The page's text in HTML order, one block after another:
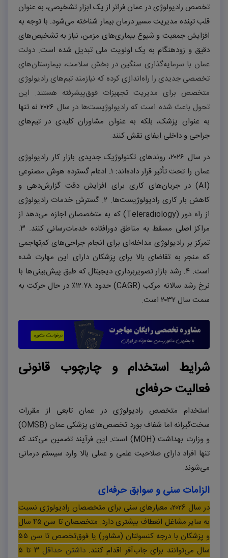
تخصص رادیولوژی در عمان فراتر از یک ابزار تشخیصی، به عنوان
قلب تپنده مدیریت مسیر درمان بیمار شناخته می‌شود. با توجه به
افزایش جمعیت و شیوع بیماری‌های مزمن، نیاز به تشخیص‌های
دقیق و زودهنگام به یک اولویت ملی تبدیل شده است. دولت
عمان با سرمایه‌گذاری سنگین در بخش سلامت، بیمارستان‌های
تخصصی جدیدی را راه‌اندازی کرده که نیازمند تیم‌های رادیولوژی
متخصص برای مدیریت تجهیزات فوق‌پیشرفته هستند. این
تحول باعث شده است که رادیولوژیست‌ها در سال ۲۰۲۶نه تنها
به عنوان پزشک، بلکه به عنوان مشاوران کلیدی در تیم‌های
جراحی و داخلی ایفای نقش کنند.
در سال ۲۰۲۶، روندهای تکنولوژیک جدیدی بازار کار رادیولوژی
عمان را تحت تأثیر قرار داده‌اند: ۱. ادغام گسترده هوش مصنوعی
(
AI) در جریان‌های کاری برای افزایش دقت گزارش‌دهی و
کاهش بار کاری رادیولوژیست‌ها. ۲. گسترش خدمات رادیولوژی
از راه دور (Teleradiology) که به متخصصان اجازه می‌دهد از
مراکز اصلی مسقط به مناطق دورافتاده خدمات‌رسانی کنند. ۳.
تمرکز بر رادیولوژی مداخله‌ای برای انجام جراحی‌های کم‌تهاجمی
که منجر به تقاضای بالا برای پزشکان دارای این مهارت شده
است. ۴. رشد بازار تصویربرداری دیجیتال که طبق پیش‌بینی‌ها با
نرخ رشد سالانه مرکب (CAGR) حدود ۱۲.۷۸٪ در حال حرکت به
سمت سال ۲۰۳۲ است.
شرایط استخدام و چارچوب قانونی
فعالیت حرفه‌ای
استخدام متخصص رادیولوژی در عمان تابعی از مقررات
سخت‌گیرانه اما شفاف بورد تخصص‌های پزشکی عمان (OMSB
)
و وزارت بهداشت (MOH) است. این فرآیند تضمین می‌کند که
تنها افراد دارای صلاحیت علمی و عملی بالا وارد سیستم درمانی
می‌شوند.
الزامات سنی و سوابق حرفه‌ای
در سال ۲۰۲۶، معیارهای سنی برای متخصصان رادیولوژی نسبت
به سایر مشاغل انعطاف بیشتری دارد. متخصصان تا سن ۴۵ سال
و پزشکان با درجه کنسولتان (مشاور) یا فوق‌تخصص تا سن ۵۵
سال می‌توانند برای جاب‌آفر اقدام کنند. داشتن حداقل
۳ تا ۵